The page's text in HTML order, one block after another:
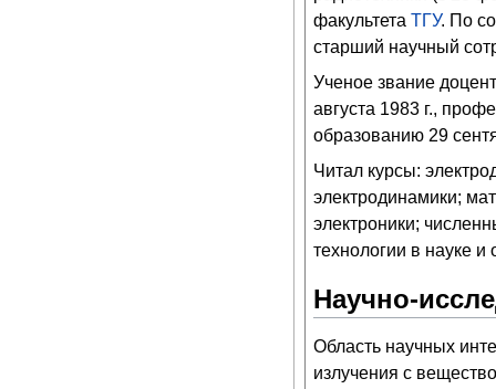
факультета ТГУ. По
старший научный
Ученое звание
августа 1983 г.,
образованию 29
Читал курсы:
электродинамики;
электроники;
технологии в науке
Научно-
Область научных
излучения с